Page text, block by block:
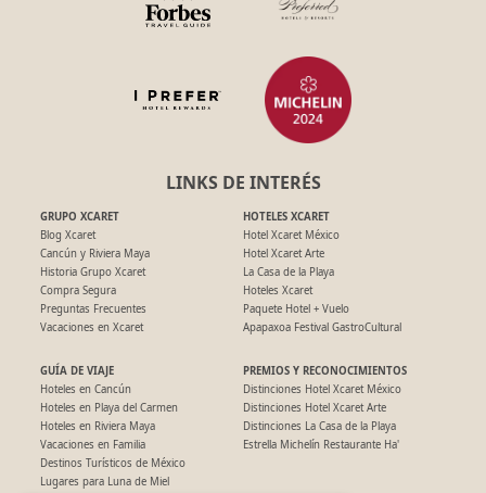
LINKS DE INTERÉS
GRUPO XCARET
Blog Xcaret
Cancún y Riviera Maya
Historia Grupo Xcaret
Compra Segura
Preguntas Frecuentes
Vacaciones en Xcaret
HOTELES XCARET
Hotel Xcaret México
Hotel Xcaret Arte
La Casa de la Playa
Hoteles Xcaret
Paquete Hotel + Vuelo
Apapaxoa Festival GastroCultural
GUÍA DE VIAJE
Hoteles en Cancún
Hoteles en Playa del Carmen
Hoteles en Riviera Maya
Vacaciones en Familia
Destinos Turísticos de México
Lugares para Luna de Miel
PREMIOS Y RECONOCIMIENTOS
Distinciones Hotel Xcaret México
Distinciones Hotel Xcaret Arte
Distinciones La Casa de la Playa
Estrella Michelín Restaurante Ha'